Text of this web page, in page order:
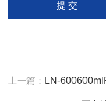
上一篇： LN-